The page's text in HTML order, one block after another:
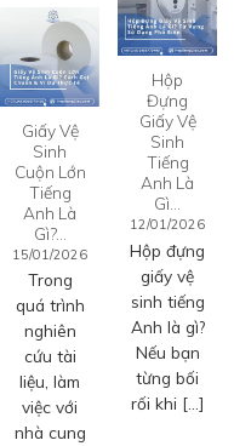
Giấy Vệ
Sinh
Cuộn Lớn
Tiếng
Anh Là
Gì?…
15/01/2026
Trong
quá trình
nghiên
cứu tài
liệu, làm
việc với
nhà cung
Hộp
Đựng
Giấy Vệ
Sinh
Tiếng
Anh Là
Gì…
12/01/2026
Hộp đựng
giấy vệ
sinh tiếng
Anh là gì?
Nếu bạn
từng bối
rối khi […]